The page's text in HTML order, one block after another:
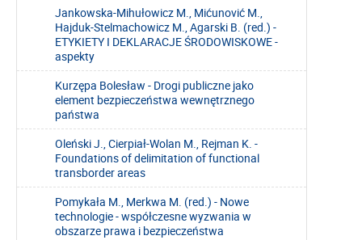
Jankowska-Mihułowicz M., Mićunović M.,
Hajduk-Stelmachowicz M., Agarski B. (red.) -
ETYKIETY I DEKLARACJE ŚRODOWISKOWE -
aspekty
Kurzępa Bolesław - Drogi publiczne jako
element bezpieczeństwa wewnętrznego
państwa
Oleński J., Cierpiał-Wolan M., Rejman K. -
Foundations of delimitation of functional
transborder areas
Pomykała M., Merkwa M. (red.) - Nowe
technologie - współczesne wyzwania w
obszarze prawa i bezpieczeństwa